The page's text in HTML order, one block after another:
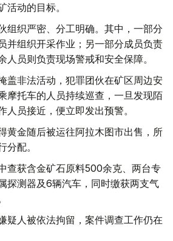
活动的目标。
组织严密、分工明确。其中，一部分
并组织开采作业；另一部分成员负责
人员则负责现场警戒和安全保障。
盖非法活动，犯罪团伙在矿区周边安
摩托车的人员持续巡查，一旦发现陌
人员接近，便立即发出预警。
黄金随后被运往阿拉木图市出售，所
分配。
查获含金矿石原料500余克、两台专
探测器及6辆汽车，同时缴获两支气
疑人被依法拘留，案件调查工作仍在